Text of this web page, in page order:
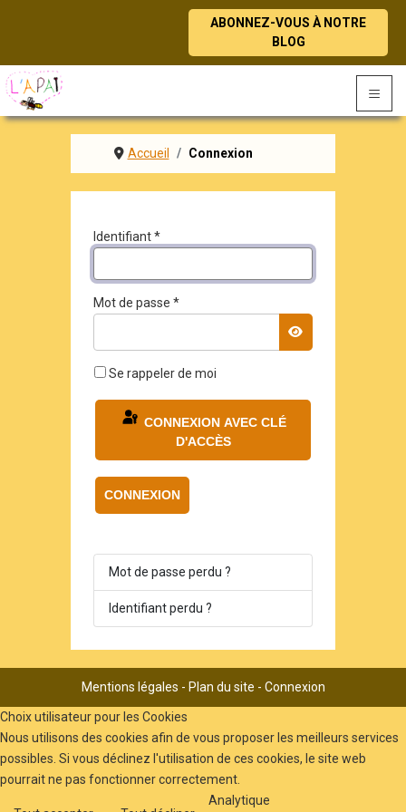
ABONNEZ-VOUS À NOTRE
BLOG
≡
Accueil Connexion
Identifiant*
Mot de passe *
AFFICHER LE
Se rappeler de moi
D'ACCÈS
CONNEXION
Mot de passe perdu ?
Identifiant perdu ?
Mentions légales - Plan du site - Connexion
Choix utilisateur pour les Cookies
Nous utilisons des cookies afin de vous proposer les meilleurs services
possibles. Si vous déclinez l'utilisation de ces cookies, le site web
pourrait ne pas fonctionner correctement.
Analytique